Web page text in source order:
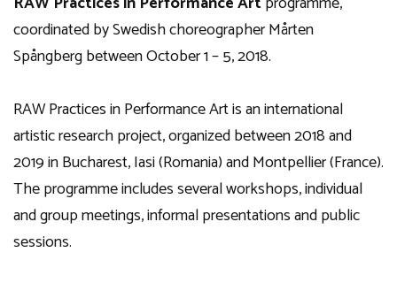
coordinated by Swedish choreographer Mårten
Spångberg between October 1 – 5, 2018.
RAW Practices in Performance Art is an international
artistic research project, organized between 2018 and
2019 in Bucharest, Iasi (Romania) and Montpellier (France).
The programme includes several workshops, individual
and group meetings, informal presentations and public
sessions.